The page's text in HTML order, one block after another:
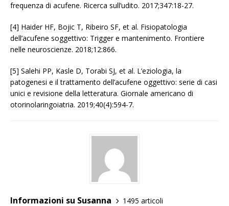
frequenza di acufene. Ricerca sull’udito. 2017;347:18-27.
[4] Haider HF, Bojic T, Ribeiro SF, et al. Fisiopatologia
dell’acufene soggettivo: Trigger e mantenimento. Frontiere
nelle neuroscienze. 2018;12:866.
[5] Salehi PP, Kasle D, Torabi SJ, et al. L’eziologia, la
patogenesi e il trattamento dell’acufene oggettivo: serie di casi
unici e revisione della letteratura. Giornale americano di
otorinolaringoiatria. 2019;40(4):594-7.
Informazioni su Susanna
1495 articoli